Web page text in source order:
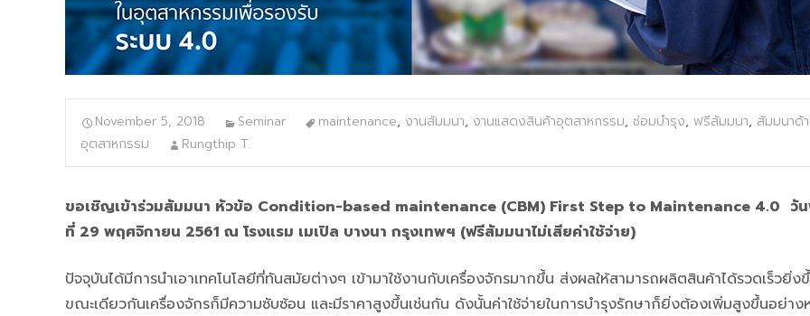
November 5, 2018 Seminar maintenance, งานสัมมนา, งานแสดงสินค้าอุตสาหกรรม, ซ่อมบำรุง, ฟรีสัมมนา, สัมมนาด้
อุตสาหกรรม
Rungthip T.
ขอเชิญเข้าร่วมสัมมนา หัวข้อ Condition-based maintenance (CBM) First Step to Maintenance 4.0 วั
ที่ 29 พฤศจิกายน 2561 ณ โรงแรม เมเปิล บางนา กรุงเทพฯ (ฟรีสัมมนาไม่เสียค่าใช้จ่าย)
ปัจจุบันได้มีการนำเอาเทคโนโลยีที่ทันสมัยต่างๆ เข้ามาใช้งานกับเครื่องจักรมากขึ้น ส่งผลให้สามารถผลิตสินค้าได้รวดเร็วยิ่ง
ขณะเดียวกันเครื่องจักรก็มีความซับซ้อน และมีราคาสูงขึ้นเช่นกัน ดังนั้นค่าใช้จ่ายในการบำรุงรักษาก็ยิ่งต้องเพิ่มสูงขึ้นอย่าง